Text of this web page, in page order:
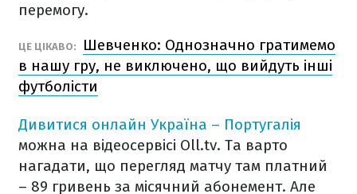
перемогу.
ЦЕ ЦІКАВО:
Шевченко: Однозначно гратимемо
в нашу гру, не виключено, що вийдуть інші
футболісти
Дивитися онлайн Україна – Португалія
можна на відеосервісі Oll.tv. Та варто
нагадати, що перегляд матчу там платний
– 89 гривень за місячний абонемент. Але